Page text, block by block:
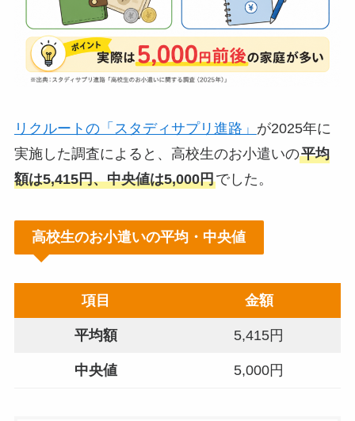
リクルートの「スタディサプリ進路」 が2025年に
実施した調査によると、高校生のお小遣いの平均
額は5,415円、中央値は5,000円でした。
高校生のお小遣いの平均・中央値
項目 金額
平均額 5,415円
中央値 5,000円